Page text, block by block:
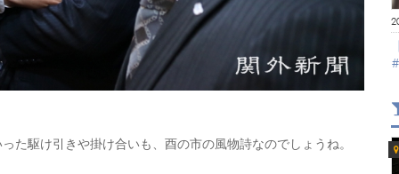
た駆け引きや掛け合いも、酉の市の風物詩なのでしょうね。